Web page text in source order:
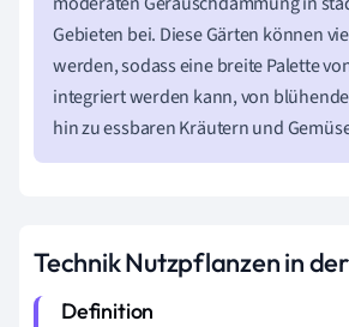
Gebieten bei. Diese Gärten können
werden, sodass eine breite Palette
integriert werden kann, von
hin zu essbaren Kräutern und
Technik Nutzpflanzen in